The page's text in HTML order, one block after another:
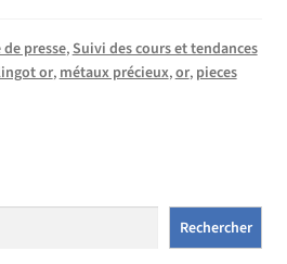
de presse,Suivi des cours et tendances
or,métaux précieux,or, pieces
Rechercher